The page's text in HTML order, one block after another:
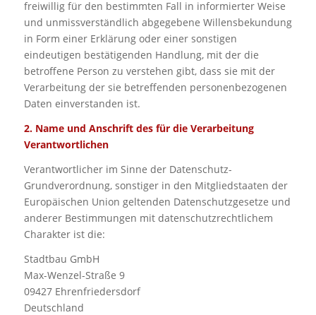
freiwillig für den bestimmten Fall in informierter Weise
und unmissverständlich abgegebene Willensbekundung
in Form einer Erklärung oder einer sonstigen
eindeutigen bestätigenden Handlung, mit der die
betroffene Person zu verstehen gibt, dass sie mit der
Verarbeitung der sie betreffenden personenbezogenen
Daten einverstanden ist.
2. Name und Anschrift des für die Verarbeitung
Verantwortlichen
Verantwortlicher im Sinne der Datenschutz-
Grundverordnung, sonstiger in den Mitgliedstaaten der
Europäischen Union geltenden Datenschutzgesetze und
anderer Bestimmungen mit datenschutzrechtlichem
Charakter ist die:
Stadtbau GmbH
Max-Wenzel-Straße 9
09427 Ehrenfriedersdorf
Deutschland